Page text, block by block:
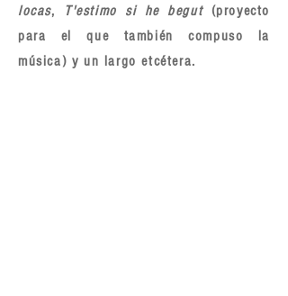
locas, T'estimo si he begut (proyecto
para el que también compuso la
música) y un largo etcétera.